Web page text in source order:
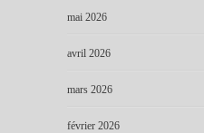
mai 2026
avril 2026
mars 2026
février 2026